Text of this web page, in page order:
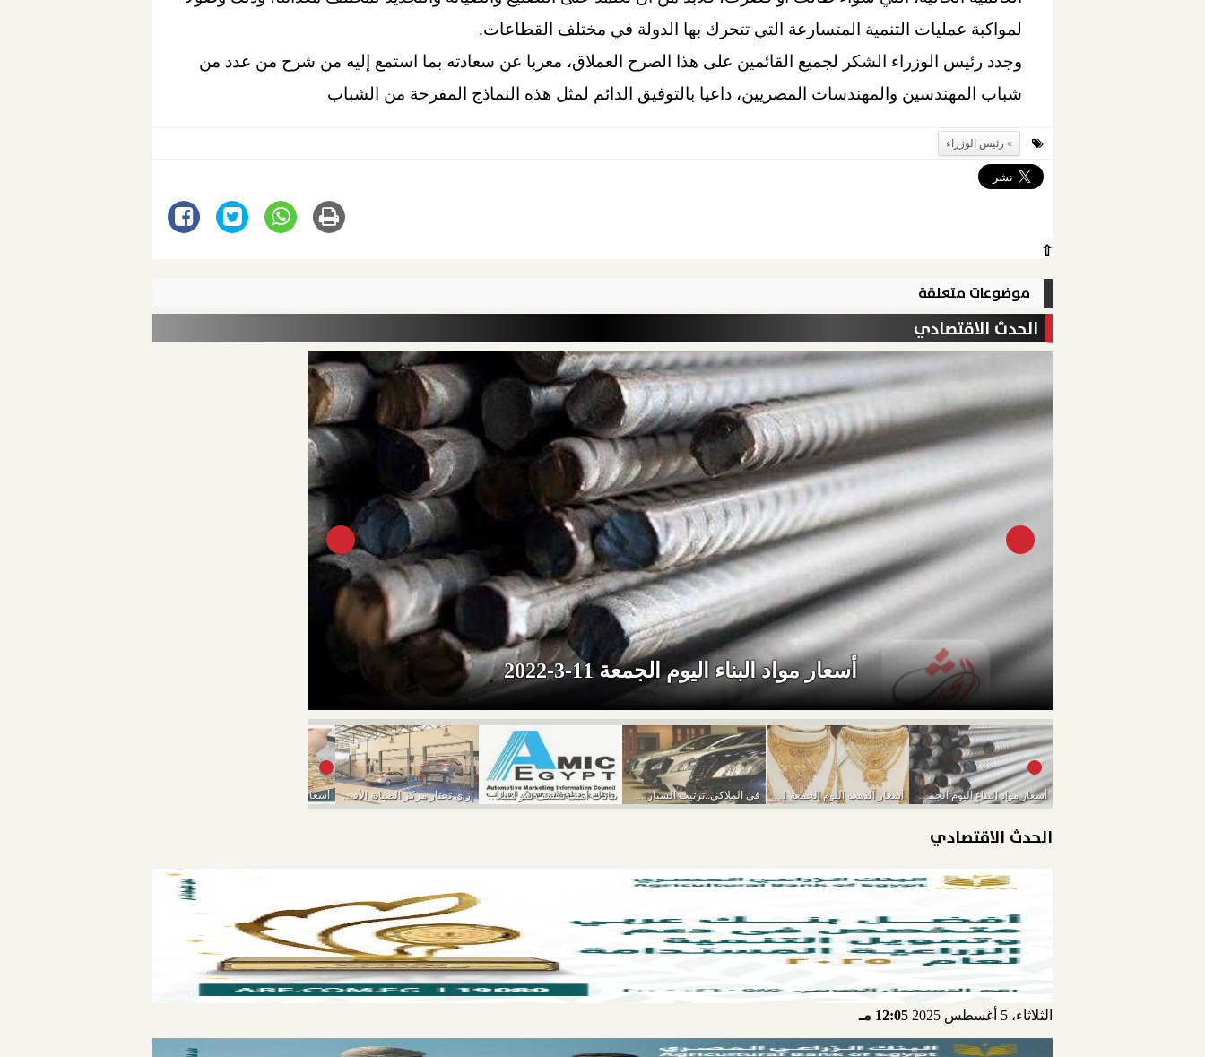
لمواكبة عمليات التنمية المتسارعة التي تتحرك بها الدولة في مختلف القطاعات.
وجدد رئيس الوزراء الشكر لجميع القائمين على هذا الصرح العملاق، معربا عن سعادته بما استمع إليه من شرح من عدد من
شباب المهندسين والمهندسات المصريين، داعيا بالتوفيق الدائم لمثل هذه النماذج المفرحة من الشباب
رئيس الوزراء
⇧
موضوعات متعلقة
الحدث الاقتصادي
أسعار مواد البناء اليوم الجمعة 11-3-2022
أسعار مواد البناء اليوم الجمعة 11-3-2022 أسعار الذهب اليوم الجمعة 11-3-2022 في الملاكي..ترتيب السيارات الأكثر مبيعًا في يناير 2022 بيانات أميك تكشف نمو مبيعات السيارات خلال يناير... إزاي تختار مركز الصيانة الأفضل عشان ما تدفعش...
الحدث الاقتصادي
الثلاثاء، 5 أغسطس 2025 12:05 مـ